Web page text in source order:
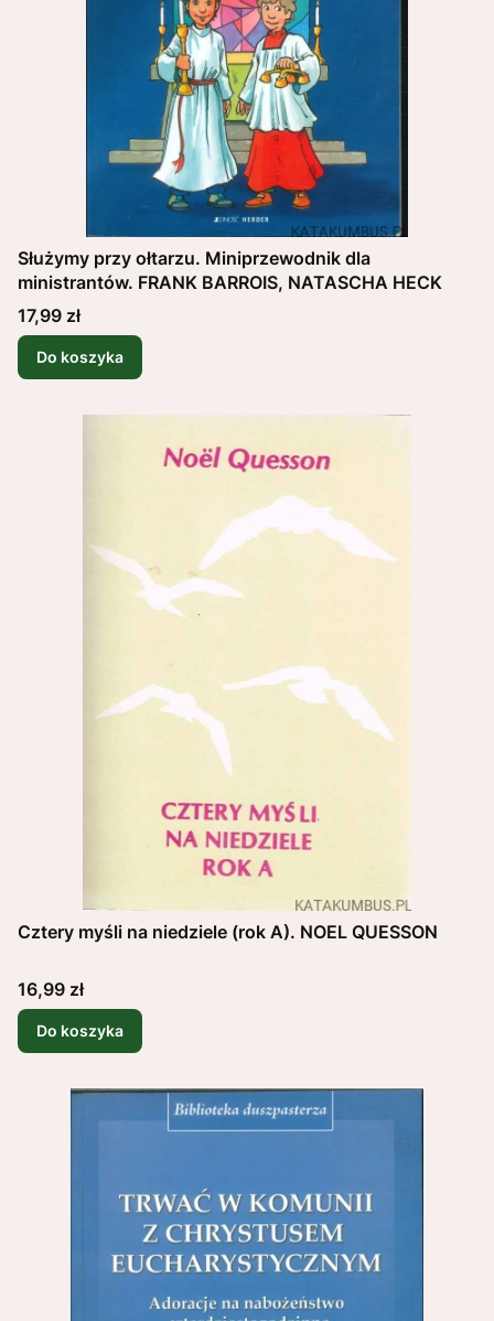
Służymy przy ołtarzu. Miniprzewodnik dla
ministrantów. FRANK BARROIS, NATASCHA HECK
Cena
17,99 zł
Do koszyka
Cztery myśli na niedziele (rok A). NOEL QUESSON
Cena
16,99 zł
Do koszyka